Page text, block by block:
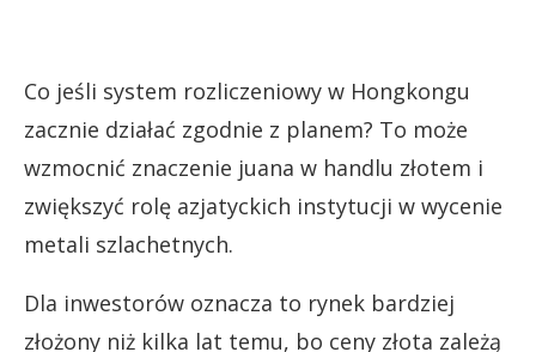
Co jeśli system rozliczeniowy w Hongkongu
zacznie działać zgodnie z planem? To może
wzmocnić znaczenie juana w handlu złotem i
zwiększyć rolę azjatyckich instytucji w wycenie
metali szlachetnych.
Dla inwestorów oznacza to rynek bardziej
złożony niż kilka lat temu, bo ceny złota zależą